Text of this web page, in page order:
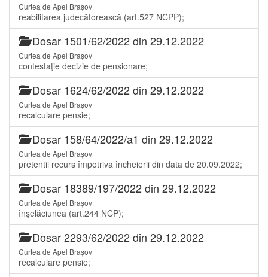
Curtea de Apel Brașov
reabilitarea judecătorească (art.527 NCPP);
Dosar 1501/62/2022 din 29.12.2022
Curtea de Apel Brașov
contestaţie decizie de pensionare;
Dosar 1624/62/2022 din 29.12.2022
Curtea de Apel Brașov
recalculare pensie;
Dosar 158/64/2022/a1 din 29.12.2022
Curtea de Apel Brașov
pretentii recurs împotriva încheierii din data de 20.09.2022;
Dosar 18389/197/2022 din 29.12.2022
Curtea de Apel Brașov
înşelăciunea (art.244 NCP);
Dosar 2293/62/2022 din 29.12.2022
Curtea de Apel Brașov
recalculare pensie;